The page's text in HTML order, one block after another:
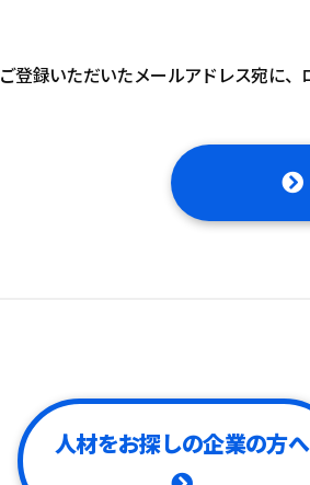
ご登録いただいたメールアドレス宛に、
人材をお探しの企業の方へ